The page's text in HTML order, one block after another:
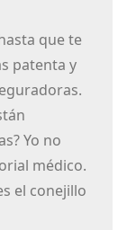
que te
patenta y
Yo no
médico.
el conejillo